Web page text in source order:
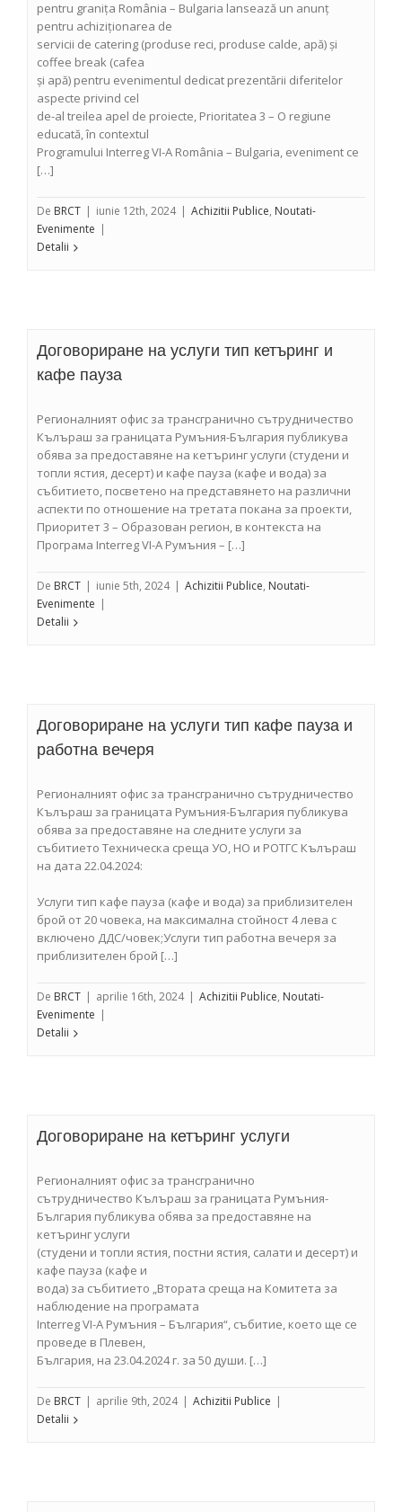
pentru granița România – Bulgaria lansează un anunț
pentru achiziționarea de
servicii de catering (produse reci, produse calde, apă) și
coffee break (cafea
și apă) pentru evenimentul dedicat prezentării diferitelor
aspecte privind cel
de-al treilea apel de proiecte, Prioritatea 3 – O regiune
educată, în contextul
Programului Interreg VI-A România – Bulgaria, eveniment ce
[…]
De BRCT | iunie 12th, 2024 | Achizitii Publice, Noutati-
Evenimente |
Detalii
Договориране на услуги тип кетъринг и
кафе пауза
Регионалният офис за трансгранично сътрудничество
Кълъраш за границата Румъния-България публикува
обява за предоставяне на кетъринг услуги (студени и
топли ястия, десерт) и кафе пауза (кафе и вода) за
събитието, посветено на представянето на различни
аспекти по отношение на третата покана за проекти,
Приоритет 3 – Образован регион, в контекста на
Програма Interreg VI-A Румъния – […]
De BRCT | iunie 5th, 2024 | Achizitii Publice, Noutati-
Evenimente |
Detalii
Договориране на услуги тип кафе пауза и
работна вечеря
Регионалният офис за трансгранично сътрудничество
Кълъраш за границата Румъния-България публикува
обява за предоставяне на следните услуги за
събитието Техническа среща УО, НО и РОТГС Кълъраш
на дата 22.04.2024:
Услуги тип кафе пауза (кафе и вода) за приблизителен
брой от 20 човека, на максимална стойност 4 лева с
включено ДДС/човек;Услуги тип работна вечеря за
приблизителен брой […]
De BRCT | aprilie 16th, 2024 | Achizitii Publice, Noutati-
Evenimente |
Detalii
Договориране на кетъринг услуги
Регионалният офис за трансгранично
сътрудничество Кълъраш за границата Румъния-
България публикува обява за предоставяне на
кетъринг услуги
(студени и топли ястия, постни ястия, салати и десерт) и
кафе пауза (кафе и
вода) за събитието „Втората среща на Комитета за
наблюдение на програмата
Interreg VI-A Румъния – България“, събитие, което ще се
проведе в Плевен,
България, на 23.04.2024 г. за 50 души. […]
De BRCT | aprilie 9th, 2024 | Achizitii Publice |
Detalii